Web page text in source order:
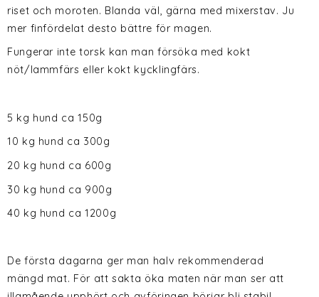
riset och moroten. Blanda väl, gärna med mixerstav. Ju
mer finfördelat desto bättre för magen.
Fungerar inte torsk kan man försöka med kokt
nöt/lammfärs eller kokt kycklingfärs.
5 kg hund ca 150g
10 kg hund ca 300g
20 kg hund ca 600g
30 kg hund ca 900g
40 kg hund ca 1200g
De första dagarna ger man halv rekommenderad
mängd mat. För att sakta öka maten när man ser att